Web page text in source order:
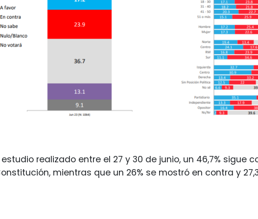
realizado entre el 27 y 30 de junio, un 46,7% sigue
mientras que un 26% se mostró en contra y